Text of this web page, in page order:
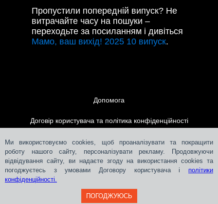
Ми використовуємо cookies, щоб проаналізувати та покращити
роботу нашого сайту, персоналізувати рекламу. Продовжуючи
відвідування сайту, ви надаєте згоду на використання cookies та
погоджуєтесь з умовами Договору користувача і політики
конфіденційності.
ПОГОДЖУЮСЬ
Пропустили попередній випуск? Не
витрачайте часу на пошуки –
переходьте за посиланням і дивіться
Мамо, ваш вихід! 2025 10 випуск.
Допомога
Договір користувача та політика конфіденційності
Контакти
Розміщення реклами
Teleportal © 2018-2026СЛМ ОНЛАЙН МЕДІА